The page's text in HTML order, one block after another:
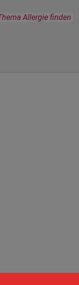
Allergie finden